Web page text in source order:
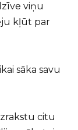
viņu
kļūt par
sāka savu
citu